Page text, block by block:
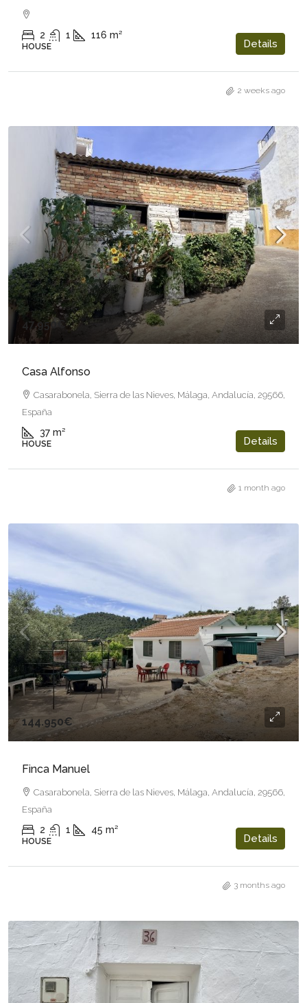
2 1 116 m²
HOUSE Details
2 weeks ago
47.950€
Casa Alfonso
Casarabonela, Sierra de las Nieves, Málaga, Andalucía, 29566,
España
37 m²
HOUSE Details
1 month ago
144.950€
Finca Manuel
Casarabonela, Sierra de las Nieves, Málaga, Andalucía, 29566,
España
2 1 45 m²
HOUSE Details
3 months ago